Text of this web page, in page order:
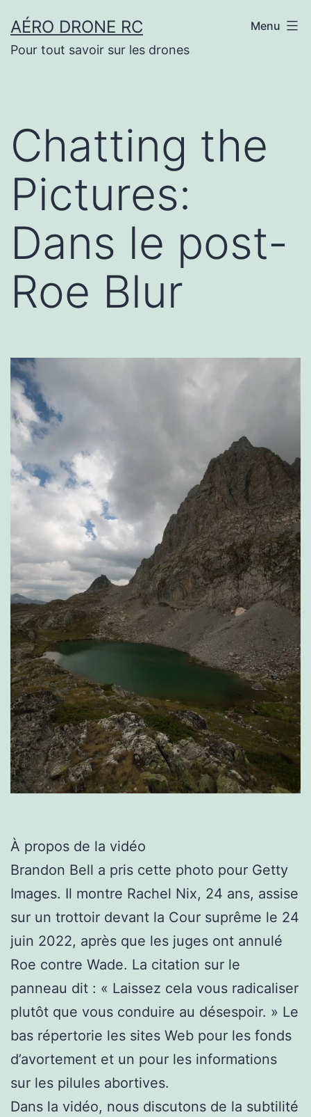
au
contenu
AÉRO DRONE RC
Pour tout savoir sur les drones
Menu
Chatting the
Pictures:
Dans le post-
Roe Blur
À propos de la vidéo
Brandon Bell a pris cette photo pour Getty
Images. Il montre Rachel Nix, 24 ans, assise
sur un trottoir devant la Cour suprême le 24
juin 2022, après que les juges ont annulé
Roe contre Wade. La citation sur le
panneau dit : « Laissez cela vous radicaliser
plutôt que vous conduire au désespoir. » Le
bas répertorie les sites Web pour les fonds
d’avortement et un pour les informations
sur les pilules abortives.
Dans la vidéo, nous discutons de la subtilité